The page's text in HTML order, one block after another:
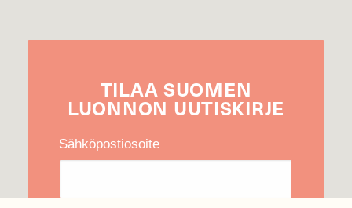
TILAA SUOMEN
LUONNON UUTIS­KIRJE
Sähköpostiosoite